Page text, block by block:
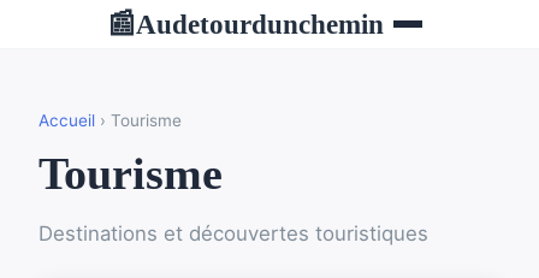
📰Audetourdunchemin
Accueil › Tourisme
Tourisme
Destinations et découvertes touristiques